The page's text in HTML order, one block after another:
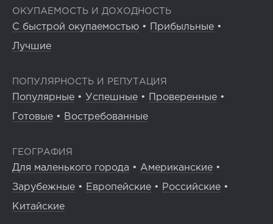
ОКУПАЕМОСТЬ И ДОХОДНОСТЬ
С быстрой окупаемостью • Прибыльные •
Лучшие
ПОПУЛЯРНОСТЬ И РЕПУТАЦИЯ
Популярные • Успешные • Проверенные •
Готовые • Востребованные
ГЕОГРАФИЯ
Для маленького города • Американские •
Зарубежные • Европейские • Российские •
Китайские